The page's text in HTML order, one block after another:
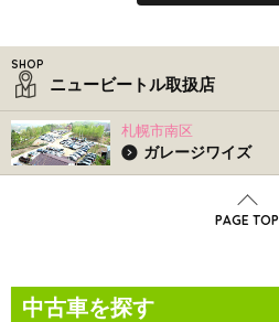
ニュービートル取扱店
札幌市南区
ガレージワイズ
PAGE TOP
中古車を探す